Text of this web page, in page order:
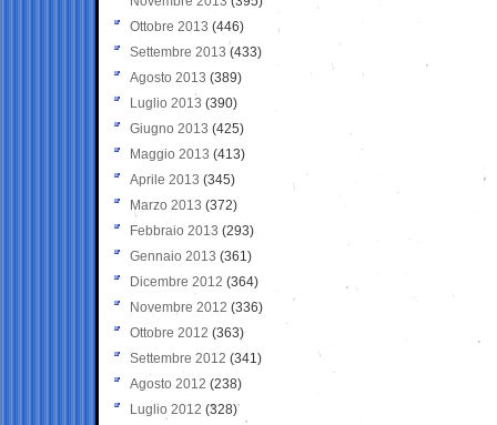
Ottobre 2013 (446)
Settembre 2013 (433)
Agosto 2013 (389)
Luglio 2013 (390)
Giugno 2013 (425)
Maggio 2013 (413)
Aprile 2013 (345)
Marzo 2013 (372)
Febbraio 2013 (293)
Gennaio 2013 (361)
Dicembre 2012 (364)
Novembre 2012 (336)
Ottobre 2012 (363)
Settembre 2012 (341)
Agosto 2012 (238)
Luglio 2012 (328)